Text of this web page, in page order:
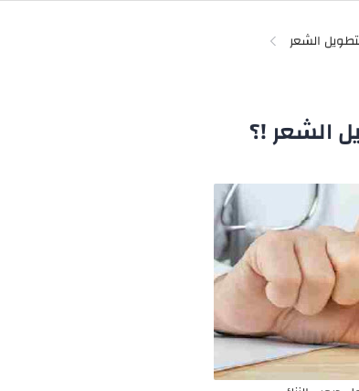
الشعر
الشعر !؟